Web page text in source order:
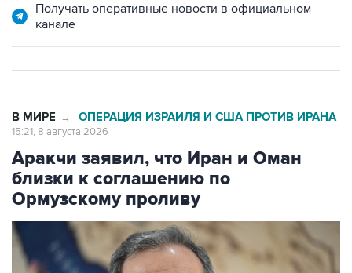
Получать оперативные новости в официальном
канале
В МИРЕ → ОПЕРАЦИЯ ИЗРАИЛЯ И США ПРОТИВ ИРАНА
15:21, 8 августа 2026
Аракчи заявил, что Иран и Оман
близки к соглашению по
Ормузскому проливу